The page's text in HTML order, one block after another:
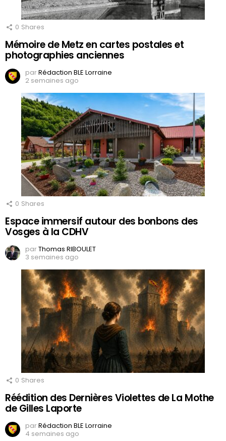
0 Shares
Mémoire de Metz en cartes postales et
photographies anciennes
parRédaction BLE Lorraine
2 semaines ago
0 Shares
Espace immersif autour des bonbons des
Vosges à la CDHV
parThomas RIBOULET
3 semaines ago
0 Shares
Réédition des Dernières Violettes de La Mothe
de Gilles Laporte
parRédaction BLE Lorraine
4 semaines ago